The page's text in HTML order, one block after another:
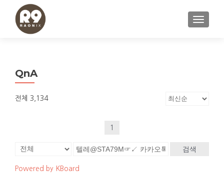
내비게
QnA
전체 3,134
1
검색
Powered by KBoard